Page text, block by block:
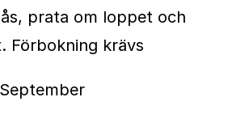
kan Abbott
Majors komma att
nio lopp, och det
prata om loppet och
Förbokning krävs